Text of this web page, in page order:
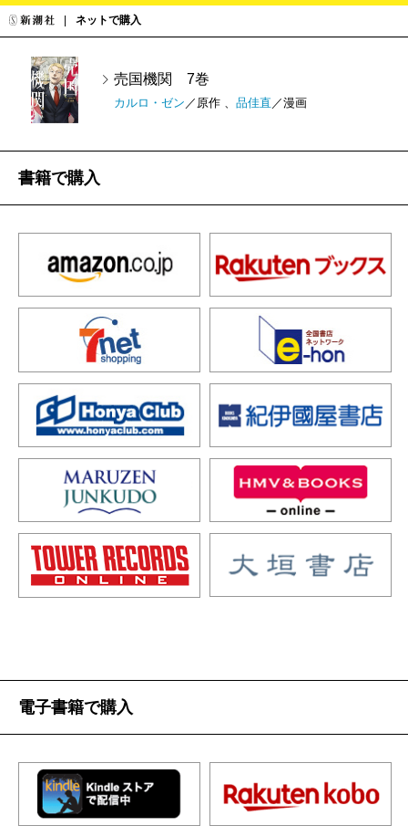
ネットで購入
売国機関 7巻
カルロ・ゼン ／原作 、 品佳直 ／漫画
書籍で購入
電子書籍で購入